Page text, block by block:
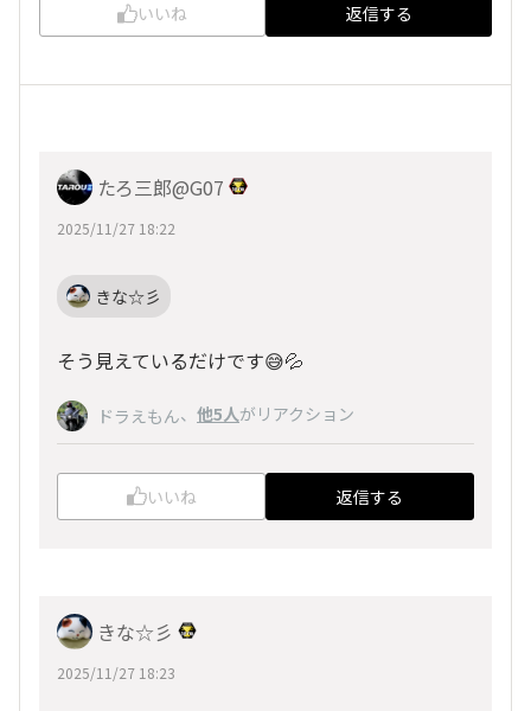
いいね 返信する
たろ三郎@G07
2025/11/27 18:22
きな☆彡
そう見えているだけです😅💦
ドラえもん、 他5人がリアクション
いいね 返信する
きな☆彡
2025/11/27 18:23